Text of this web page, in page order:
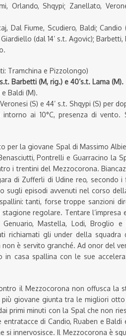
Orlando, Shqypi; Zanellato,
Dal Fiume, Scudiero, Baldi; Candio
(dal 14’ s.t. Agovic); Barbetti,
Tramchina e Pizzolongo)
Barbetti (M, rig.) e 40’s.t. Lama (M).
e Baldi (M).
Veronesi (S) e 44’ s.t. Shqypi (S) per
ai 10°C, presenza di vento.
per la giovane Spal di Massimo
Pontrelli e Guarracino la
i trentini del Mezzocorona.
di Zufferli di Udine reo, secondo i
sugli episodi avvenuti nel corso
tanti, forse troppe sanzioni
regolare. Tentare l’impresa
Mastella, Lodi, Broglio
richiamati gli under della squadra
non è servito granché. Ad onor del
in casa spallina con le sue
il Mezzocorona non offusca la
giovane giunta tra le migliori otto
primi minuti con la Spal che non
di Candio, Ruaben e
si innervosisce. Il Mezzocorona è